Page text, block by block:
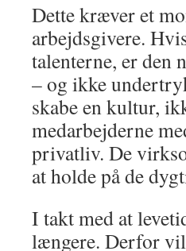
Dette kræver et
arbejdsgivere.
talenterne, er den
– og ikke
skabe en kultur,
medarbejderne
privatliv. De
at holde på de
I takt med at
længere. Derfor